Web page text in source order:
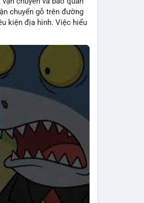
chuyển gỗ trên đường
kiện địa hình. Việc hiểu